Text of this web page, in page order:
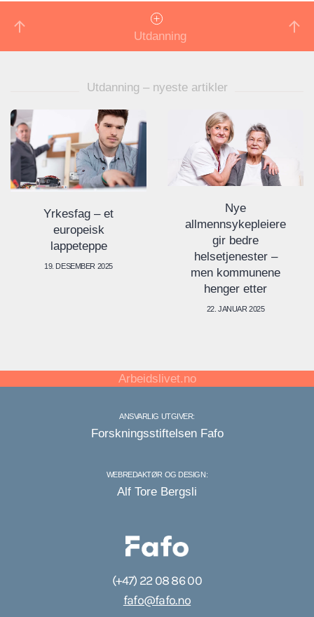
Utdanning
Utdanning – nyeste artikler
Yrkesfag – et
europeisk
lappeteppe
19. DESEMBER 2025
Nye
allmennsykepleiere
gir bedre
helsetjenester –
men kommunene
henger etter
22. JANUAR 2025
Arbeidslivet.no
(+47) 22 08 86 00
fafo@fafo.no
ANSVARLIG UTGIVER:
Forskningsstiftelsen Fafo
WEBREDAKTØR OG DESIGN:
Alf Tore Bergsli